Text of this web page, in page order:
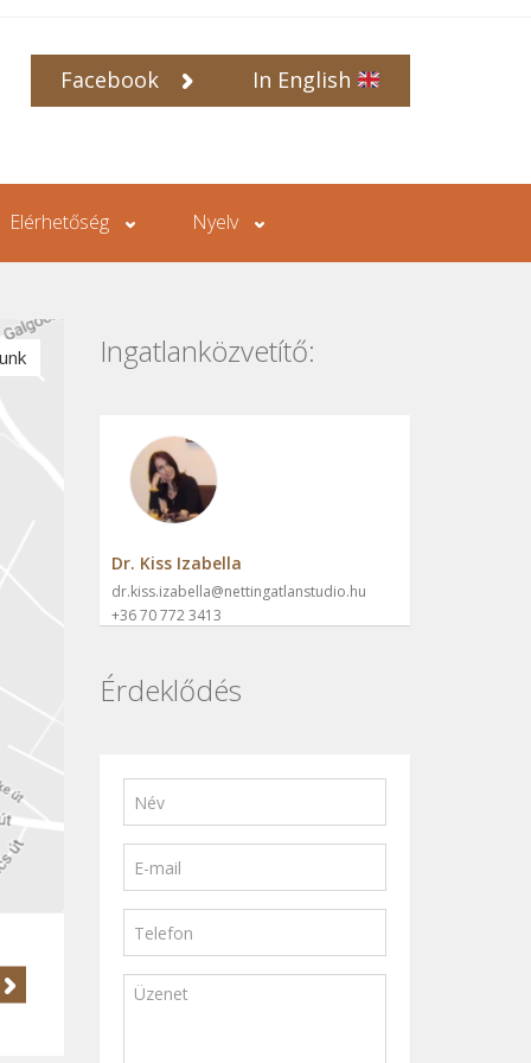
In English
Facebook
Elérhetőség Nyelv
Ingatlanközvetítő:
Dr. Kiss Izabella
dr.kiss.izabella@nettingatlanstudio.hu
+36 70 772 3413
Érdeklődés